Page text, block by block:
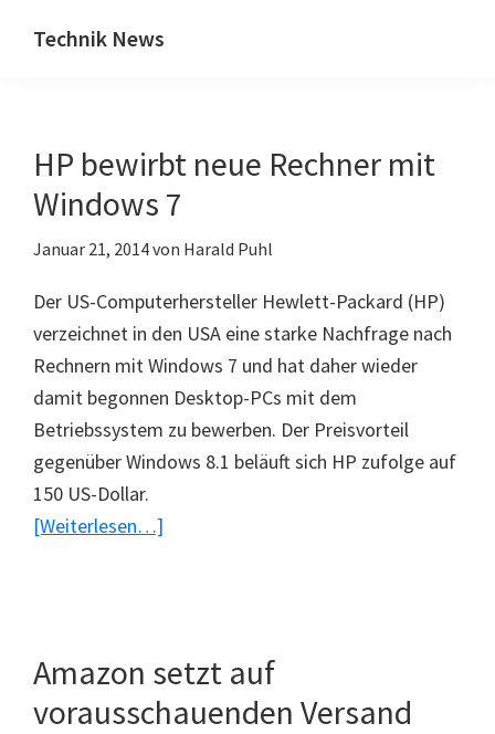
Inhalt
Seitenspalte
Technik News
IT,
Mobilfunk
Internet
HP bewirbt neue Rechner mit
Windows 7
Januar 21, 2014von Harald Puhl
Der US-Computerhersteller Hewlett-Packard (HP)
verzeichnet in den USA eine starke Nachfrage nach
Rechnern mit Windows 7 und hat daher wieder
damit begonnen Desktop-PCs mit dem
Betriebssystem zu bewerben. Der Preisvorteil
gegenüber Windows 8.1 beläuft sich HP zufolge auf
150 US-Dollar.
[Weiterlesen…]
Windows
7
Amazon setzt auf
vorausschauenden Versand